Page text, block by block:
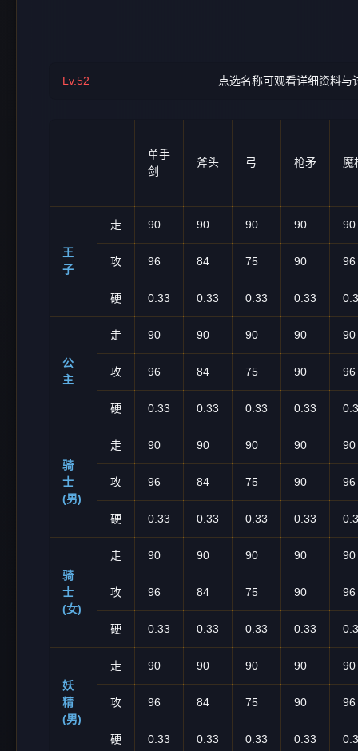
Lv.52 点选名称可观看详细资料与
单手
剑
斧头 弓 枪矛 魔
王
子
走 90 90 90 90 90
攻 96 84 75 90 96
硬 0.33 0.33 0.33 0.33
公
主
走 90 90 90 90 90
攻 96 84 75 90 96
硬 0.33 0.33 0.33 0.33
骑
士
(男)
走 90 90 90 90 90
攻 96 84 75 90 96
硬 0.33 0.33 0.33 0.33
骑
士
(女)
走 90 90 90 90 90
攻 96 84 75 90 96
硬 0.33 0.33 0.33 0.33
妖
精
(男)
走 90 90 90 90 90
攻 96 84 75 90 96
硬 0.33 0.33 0.33 0.33